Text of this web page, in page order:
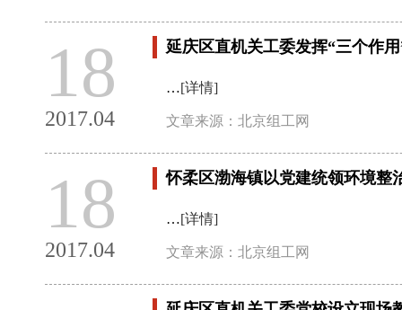
18
2017.04
延庆区直机关工委发挥“三个作
…[详情]
文章来源：北京组工网
18
2017.04
怀柔区渤海镇以党建统领环境整
…[详情]
文章来源：北京组工网